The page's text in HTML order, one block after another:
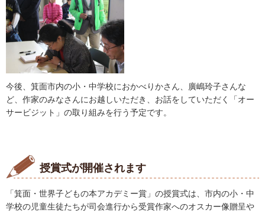
今後、箕面市内の小・中学校におかべりかさん、廣嶋玲子さんな
ど、作家のみなさんにお越しいただき、お話をしていただく「オー
サービジット」の取り組みを行う予定です。
授賞式が開催されます
「箕面・世界子どもの本アカデミー賞」の授賞式は、市内の小・中
学校の児童生徒たちが司会進行から受賞作家へのオスカー像贈呈や